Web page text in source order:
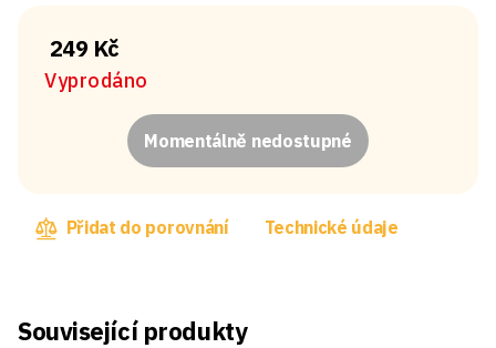
249 Kč
Vyprodáno
Momentálně nedostupné
Přidat do porovnání Technické údaje
Související produkty